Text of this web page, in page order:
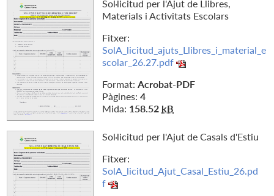
Sol·licitud per l'Ajut de Llibres,
Materials i Activitats Escolars
Fitxer:
SolA_licitud_ajuts_Llibres_i_material_e
scolar_26.27.pdf
Format: Acrobat-PDF
Pàgines: 4
Mida: 158.52 kB
Sol·licitud per l'Ajut de Casals d'Estiu
Fitxer:
SolA_licitud_Ajut_Casal_Estiu_26.pd
f